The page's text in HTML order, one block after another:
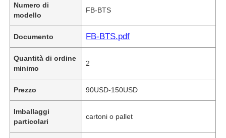
Numero di
modello
FB-BTS
Documento FB-BTS.pdf
Quantità di ordine
minimo
2
Prezzo 90USD-150USD
Imballaggi
particolari
cartoni o pallet